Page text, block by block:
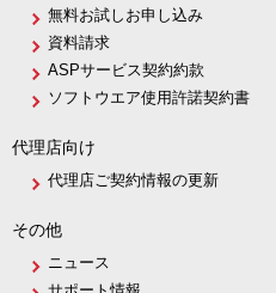
無料お試しお申し込み
資料請求
ASPサービス契約約款
ソフトウエア使用許諾契約書
代理店向け
代理店ご契約情報の更新
その他
ニュース